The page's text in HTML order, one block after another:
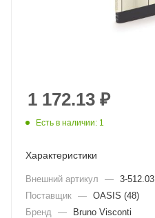
1 172.13 ₽
Есть в наличии: 1
Характеристики
Внешний артикул — 3-512.03
Поставщик — OASIS (48)
Бренд
—
Bruno Visconti